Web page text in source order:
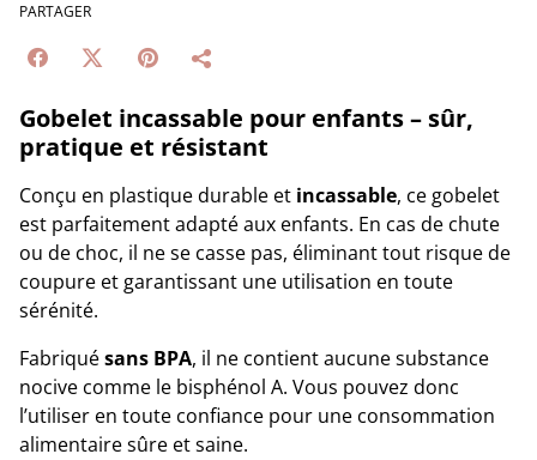
PARTAGER
Gobelet incassable pour enfants – sûr,
pratique et résistant
Conçu en plastique durable et incassable, ce gobelet
est parfaitement adapté aux enfants. En cas de chute
ou de choc, il ne se casse pas, éliminant tout risque de
coupure et garantissant une utilisation en toute
sérénité.
Fabriquésans BPA, il ne contient aucune substance
nocive comme le bisphénol A. Vous pouvez donc
l’utiliser en toute confiance pour une consommation
alimentaire sûre et saine.